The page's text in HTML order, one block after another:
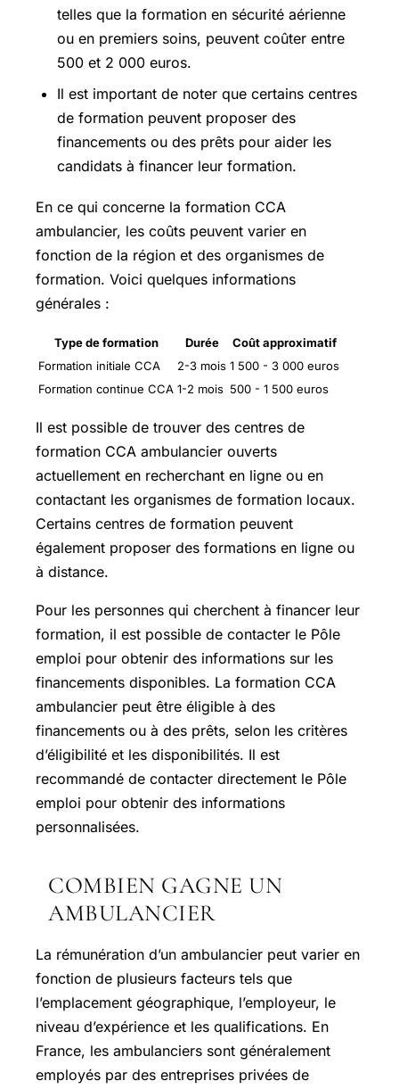
telles que la formation en sécurité aérienne
ou en premiers soins, peuvent coûter entre
500 et 2 000 euros.
Il est important de noter que certains centres
de formation peuvent proposer des
financements ou des prêts pour aider les
candidats à financer leur formation.
En ce qui concerne la formation CCA
ambulancier, les coûts peuvent varier en
fonction de la région et des organismes de
formation. Voici quelques informations
générales :
Type de formation Durée
Coût approximatif
Formation initiale CCA
2-3 mois 1 500 - 3 000 euros
Formation continue CCA 1-2 mois 500 - 1 500 euros
Il est possible de trouver des centres de
formation CCA ambulancier ouverts
actuellement en recherchant en ligne ou en
contactant les organismes de formation locaux.
Certains centres de formation peuvent
également proposer des formations en ligne ou
à distance.
Pour les personnes qui cherchent à financer leur
formation, il est possible de contacter le Pôle
emploi pour obtenir des informations sur les
financements disponibles. La formation CCA
ambulancier peut être éligible à des
financements ou à des prêts, selon les critères
d’éligibilité et les disponibilités. Il est
recommandé de contacter directement le Pôle
emploi pour obtenir des informations
personnalisées.
COMBIEN GAGNE UN
AMBULANCIER
La rémunération d’un ambulancier peut varier en
fonction de plusieurs facteurs tels que
l’emplacement géographique, l’employeur, le
niveau d’expérience et les qualifications. En
France, les ambulanciers sont généralement
employés par des entreprises privées de